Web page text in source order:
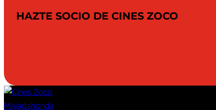
HAZTE SOCIO DE CINES ZOCO